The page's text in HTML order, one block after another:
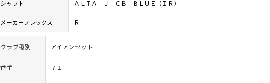
シャフト ＡＬＴＡ Ｊ ＣＢ ＢＬＵＥ（ＩＲ）
メーカーフレックス Ｒ
クラブ種別 アイアンセット
番手 ７Ｉ